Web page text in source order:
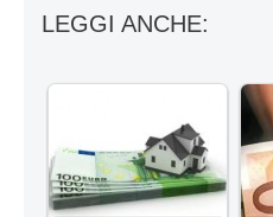
LEGGI ANCHE: